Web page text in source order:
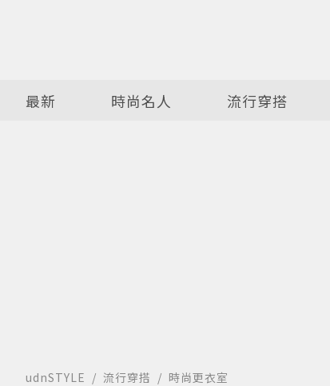
最新 時尚名人 流行穿搭
udnSTYLE 流行穿搭 時尚更衣室